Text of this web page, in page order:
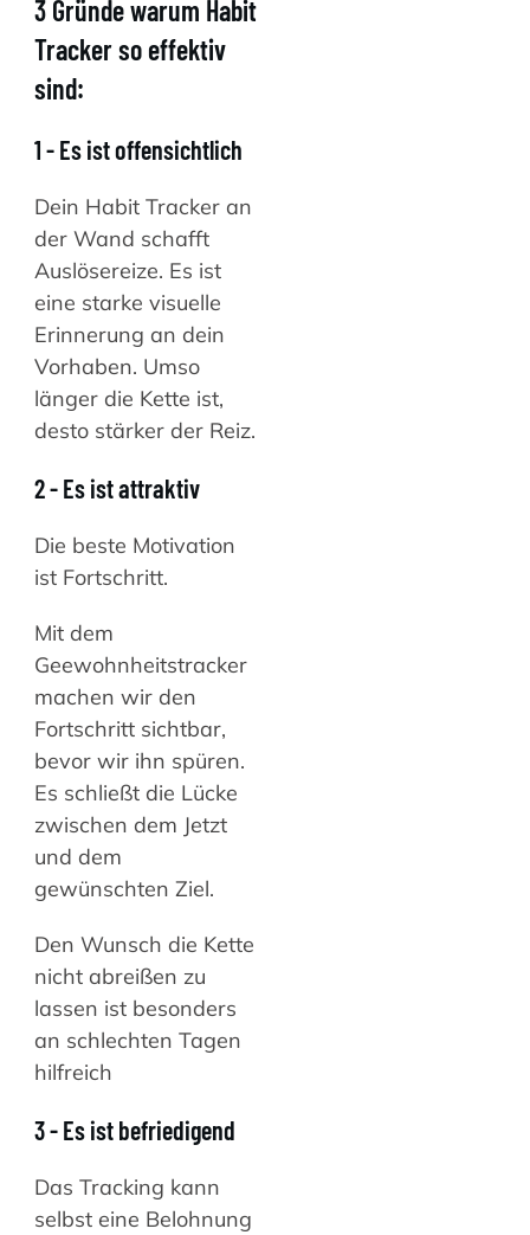
3 Gründe warum Habit
Tracker so effektiv
sind:
1 - Es ist offensichtlich
Dein Habit Tracker an
der Wand schafft
Auslösereize. Es ist
eine starke visuelle
Erinnerung an dein
Vorhaben. Umso
länger die Kette ist,
desto stärker der Reiz.
2 - Es ist attraktiv
Die beste Motivation
ist Fortschritt.
Mit dem
Geewohnheitstracker
machen wir den
Fortschritt sichtbar,
bevor wir ihn spüren.
Es schließt die Lücke
zwischen dem Jetzt
und dem
gewünschten Ziel.
Den Wunsch die Kette
nicht abreißen zu
lassen ist besonders
an schlechten Tagen
hilfreich
3 - Es ist befriedigend
Das Tracking kann
selbst eine Belohnung